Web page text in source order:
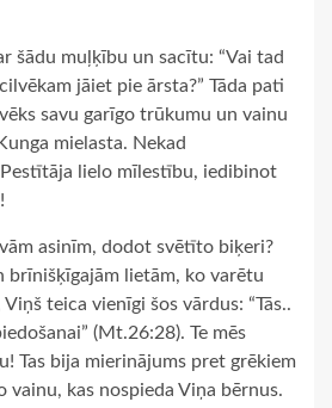
šādu muļķību un sacītu: “Vai tad
jāiet pie ārsta?” Tāda pati
savu garīgo trūkumu un vainu
mielasta. Nekad
lielo mīlestību, iedibinot
asinīm, dodot svētīto biķeri?
brīnišķīgajām lietām, ko varētu
teica vienīgi šos vārdus: “Tās..
(Mt.26:28). Te mēs
Tas bija mierinājums pret grēkiem
vainu, kas nospieda Viņa bērnus.